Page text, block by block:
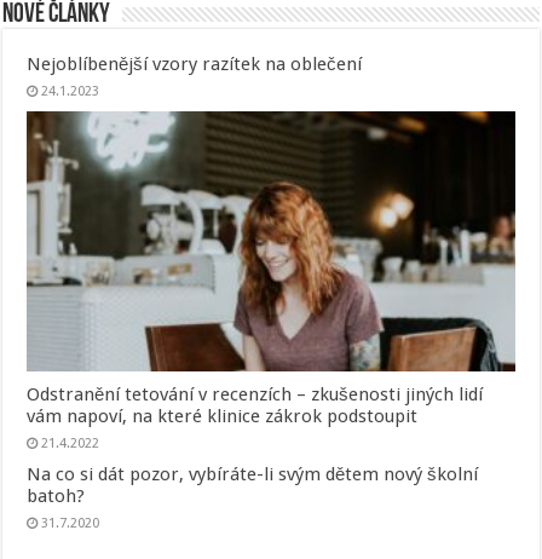
Nové články
Nejoblíbenější vzory razítek na oblečení
24.1.2023
Odstranění tetování v recenzích – zkušenosti jiných lidí
vám napoví, na které klinice zákrok podstoupit
21.4.2022
Na co si dát pozor, vybíráte-li svým dětem nový školní
batoh?
31.7.2020